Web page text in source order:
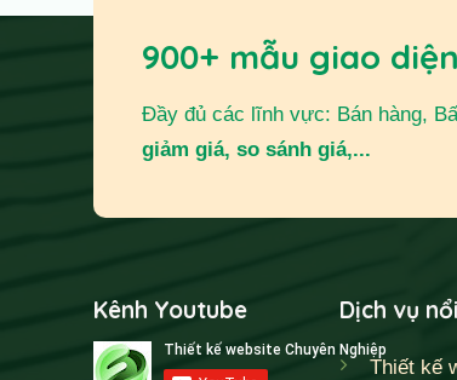
900+ mẫu giao
Đầy đủ các lĩnh vực: Bán hàng,
giảm giá, so sánh giá,...
Kênh Youtube Dịch vụ
Thiết kế